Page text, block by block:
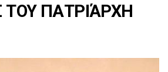
ΤΟΥ ΠΑΤΡΙΆΡΧΗ